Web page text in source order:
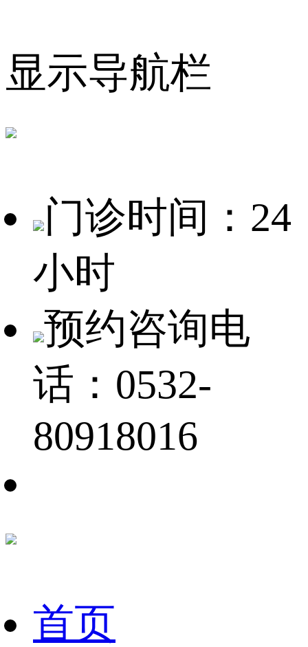
显示导航栏
门诊时间：24
小时
预约咨询电
话：0532-
80918016
首页